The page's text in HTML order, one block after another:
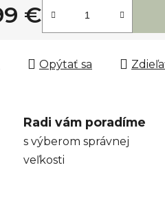
€
cena:
Opýtať sa
Radi vám poradíme
s výberom správnej
veľkosti